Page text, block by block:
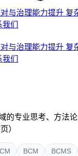
与治理能力提升 复
们
与治理能力提升 复
们
的专业思考、方法
）
BCM BCMS